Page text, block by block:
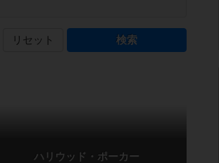
リセット
ハリウッド・ポーカー